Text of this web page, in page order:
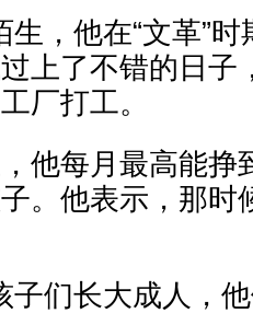
，他在“文革”
上了不错的日子
厂打工。
他每月最高能挣
。他表示，那时
子们长大成人，